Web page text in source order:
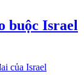
buộc Israel